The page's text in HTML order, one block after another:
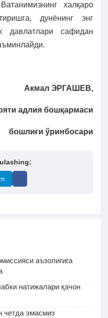
халқаро
дунёнинг энг
давлатлари сафидан
Акмал ЭРГАШЕВ,
адлия бошқармаси
бошлиғи ўринбосари
аъзолигига
натижалари қачон
четда эмасмиз